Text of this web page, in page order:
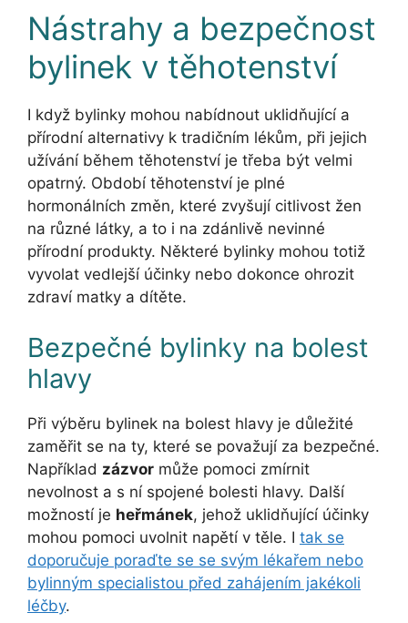
Nástrahy a bezpečnost
bylinek v těhotenství
I když bylinky mohou nabídnout uklidňující a
přírodní alternativy k tradičním lékům, při jejich
užívání během těhotenství je třeba být velmi
opatrný. Období těhotenství je plné
hormonálních změn, které zvyšují citlivost žen
na různé látky, a to i na zdánlivě nevinné
přírodní produkty. Některé bylinky mohou totiž
vyvolat vedlejší účinky nebo dokonce ohrozit
zdraví matky a dítěte.
Bezpečné bylinky na bolest
hlavy
Při výběru bylinek na bolest hlavy je důležité
zaměřit se na ty, které se považují za bezpečné.
Například zázvor může pomoci zmírnit
nevolnost a s ní spojené bolesti hlavy. Další
možností je heřmánek, jehož uklidňující účinky
mohou pomoci uvolnit napětí v těle. I tak se
doporučuje poraďte se se svým lékařem nebo
bylinným specialistou před zahájením jakékoli
léčby.